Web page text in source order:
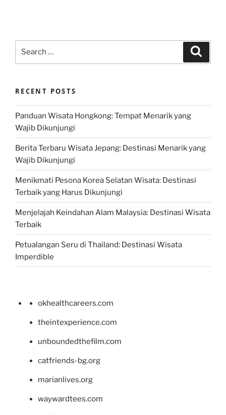
RECENT POSTS
Panduan Wisata Hongkong: Tempat Menarik yang
Wajib Dikunjungi
Berita Terbaru Wisata Jepang: Destinasi Menarik yang
Wajib Dikunjungi
Menikmati Pesona Korea Selatan Wisata: Destinasi
Terbaik yang Harus Dikunjungi
Menjelajah Keindahan Alam Malaysia: Destinasi Wisata
Terbaik
Petualangan Seru di Thailand: Destinasi Wisata
Imperdible
okhealthcareers.com
theintexperience.com
unboundedthefilm.com
catfriends-bg.org
marianlives.org
waywardtees.com